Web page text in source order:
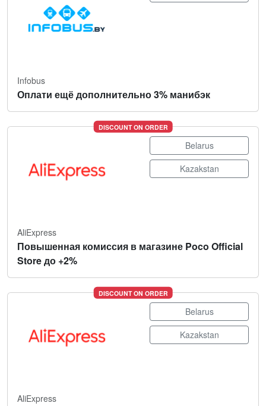
Infobus
Оплати ещё дополнительно 3% манибэк
DISCOUNT ON ORDER
Belarus
Kazakstan
AliExpress
Повышенная комиссия в магазине Poco Official
Store до +2%
DISCOUNT ON ORDER
Belarus
Kazakstan
AliExpress